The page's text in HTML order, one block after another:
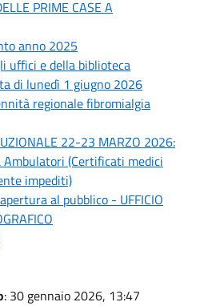
PRIME CASE A
anno 2025
uffici e della biblioteca
di lunedì 1 giugno 2026
regionale fibromialgia
22-23 MARZO 2026:
(Certificati medici
impediti)
al pubblico - UFFICIO
: 30 gennaio 2026, 13:47